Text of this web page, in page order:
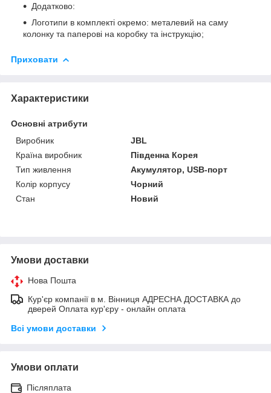
Додатково:
Логотипи в комплекті окремо: металевий на саму
колонку та паперові на коробку та інструкцію;
Приховати
Характеристики
Основні атрибути
Виробник
JBL
Країна виробник
Південна Корея
Тип живлення
Акумулятор, USB-порт
Колір корпусу
Чорний
Стан
Новий
Умови доставки
Нова Пошта
Кур'єр компанії в м. Вінниця АДРЕСНА ДОСТАВКА до
дверей Оплата кур'єру - онлайн оплата
Всі умови доставки
Умови оплати
Післяплата